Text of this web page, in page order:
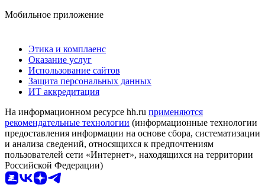
Мобильное приложение
Этика и комплаенс
Оказание услуг
Использование сайтов
Защита персональных данных
ИТ аккредитация
На информационном ресурсе hh.ru применяются
рекомендательные технологии (информационные технологии
предоставления информации на основе сбора, систематизации
и анализа сведений, относящихся к предпочтениям
пользователей сети «Интернет», находящихся на территории
Российской Федерации)